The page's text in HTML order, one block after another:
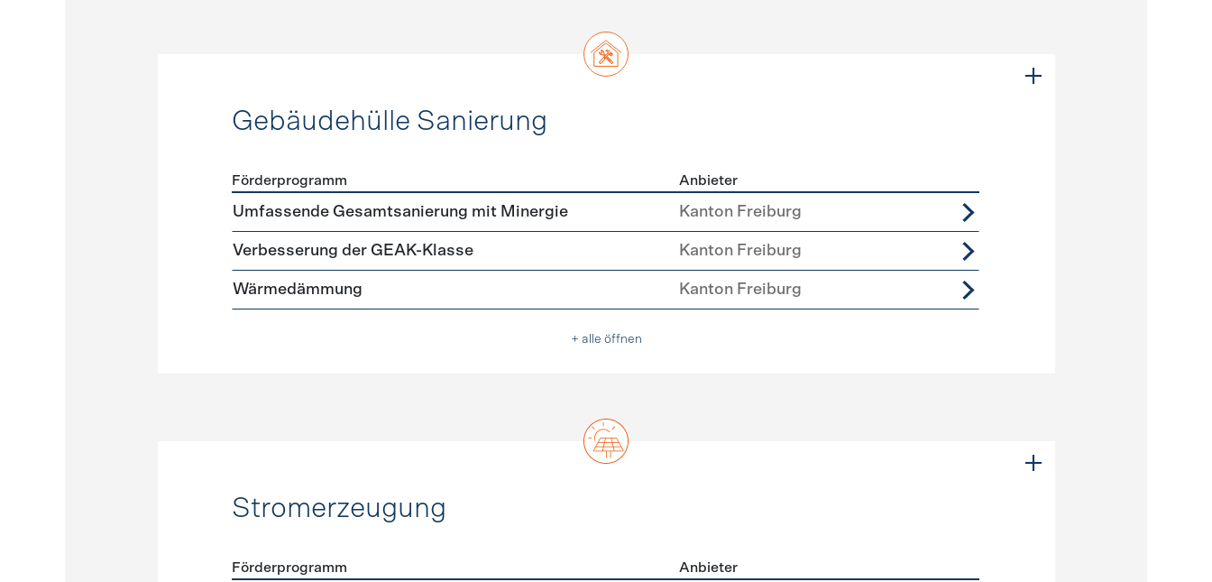
Gebäudehülle Sanierung
Förderprogramme Gebäudehülle Sanierung
Förderprogramm Anbieter
Umfassende Gesamtsanierung mit Minergie Kanton Freiburg
Verbesserung der GEAK-Klasse Kanton Freiburg
Wärmedämmung Kanton Freiburg
+ alle öffnen
Stromerzeugung
Förderprogramm Anbieter